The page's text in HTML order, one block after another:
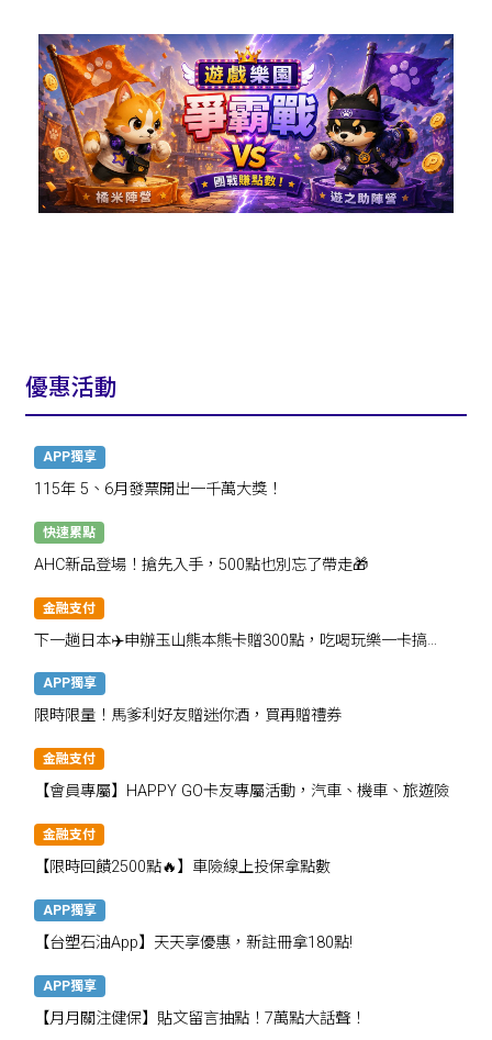
優惠活動
APP獨享
115年 5、6月發票開出一千萬大獎！
快速累點
AHC新品登場！搶先入手，500點也別忘了帶走🎁
金融支付
下一趟日本✈️申辦玉山熊本熊卡贈300點，吃喝玩樂一卡搞
APP獨享
限時限量！馬爹利好友贈迷你酒，買再贈禮券
金融支付
【會員專屬】HAPPY GO卡友專屬活動，汽車、機車、旅遊險
金融支付
【限時回饋2500點🔥】車險線上投保拿點數
APP獨享
【台塑石油App】天天享優惠，新註冊拿180點!
APP獨享
【月月關注健保】貼文留言抽點！7萬點大話聲！